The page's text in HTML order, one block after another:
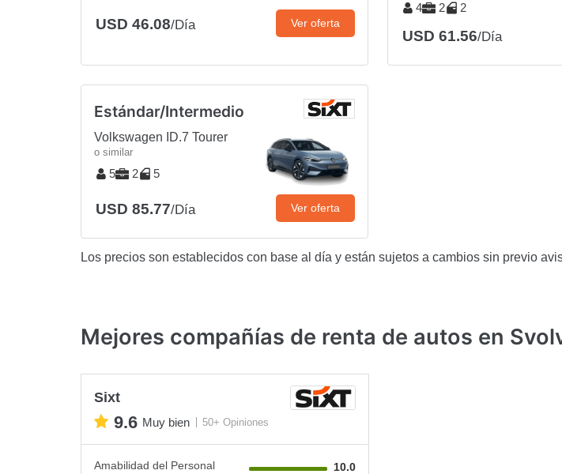
USD 46.08/Día Ver oferta
4 2 2
USD 61.56/Día
Estándar/Intermedio
Volkswagen ID.7 Tourer
o similar
5 2 5
USD 85.77/Día Ver oferta
Los precios son establecidos con base al día y están sujetos a cambios sin previo
Mejores compañías de renta de autos en
Sixt
9.6 Muy bien 50+ Opiniones
Amabilidad del Personal
10.0